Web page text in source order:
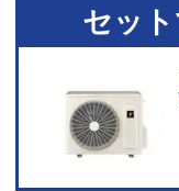
いた実験効果でエアコン
設備における試験結果に
りません。試験方法：タ
を6段階臭気強度表示法に
※5 14畳フローリン
開始から1時間後の積算電
自動運転（503Wh）と通
セッ